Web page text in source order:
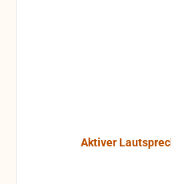
Aktiver